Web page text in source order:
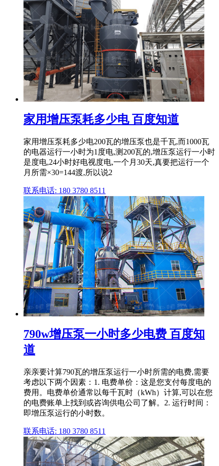
家用增压泵耗多少电 百度知道
家用增压泵耗多少电200瓦的增压泵也是千瓦,而1000瓦
的电器运行一小时为1度电,测200瓦的,增压泵运行一小时
是度电,24小时好电视度电,一个月30天,真要把运行一个
月所需×30=144渡,所以说2
联系电话: 180 3780 8511
790w增压泵一小时多少电费 百度知
道
亲亲要计算790瓦的增压泵运行一小时所需的电费,需要
考虑以下两个因素：1. 电费单价：这是您支付每度电的
费用。电费单价通常以每千瓦时（kWh）计算,可以在您
的电费账单上找到或咨询供电公司了解。2. 运行时间：
即增压泵运行的小时数。
联系电话: 180 3780 8511